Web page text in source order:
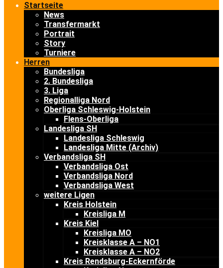
Startseite
News
Transfermarkt
Portrait
Story
Turniere
Herren
Bundesliga
2. Bundesliga
3. Liga
Regionalliga Nord
Oberliga Schleswig-Holstein
Flens-Oberliga
Landesliga SH
Landesliga Schleswig
Landesliga Mitte (Archiv)
Verbandsliga SH
Verbandsliga Ost
Verbandsliga Nord
Verbandsliga West
weitere Ligen
Kreis Holstein
Kreisliga M
Kreis Kiel
Kreisliga MO
Kreisklasse A – NO1
Kreisklasse A – NO2
Kreis Rendsburg-Eckernförde